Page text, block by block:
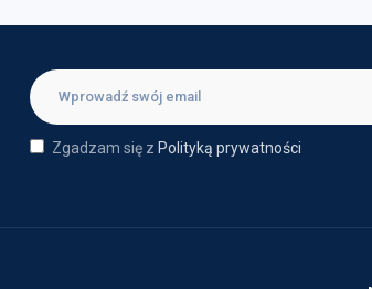
Zgadzam się z Polityką prywatności